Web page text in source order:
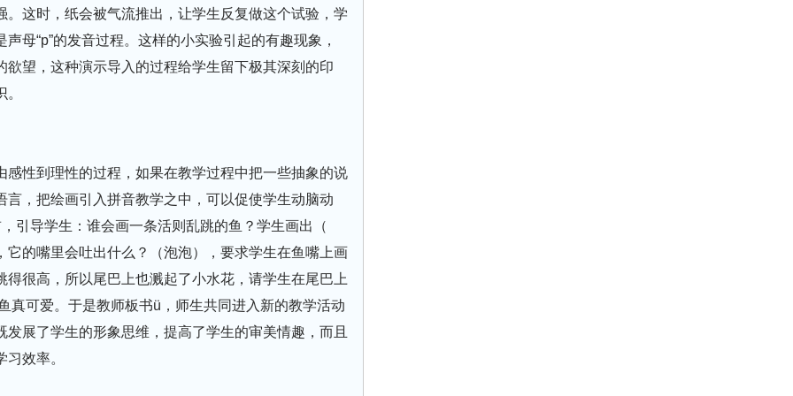
这时，纸会被气流推出，让学生反复做这个试验，学
母“p”的发音过程。这样的小实验引起的有趣现象，
望，这种演示导入的过程给学生留下极其深刻的印
感性到理性的过程，如果在教学过程中把一些抽象的说
，把绘画引入拼音教学之中，可以促使学生动脑动
引导学生：谁会画一条活则乱跳的鱼？学生画出（
的嘴里会吐出什么？（泡泡），要求学生在鱼嘴上画
很高，所以尾巴上也溅起了小水花，请学生在尾巴上
真可爱。于是教师板书ü，师生共同进入新的教学活动
展了学生的形象思维，提高了学生的审美情趣，而且
效率。